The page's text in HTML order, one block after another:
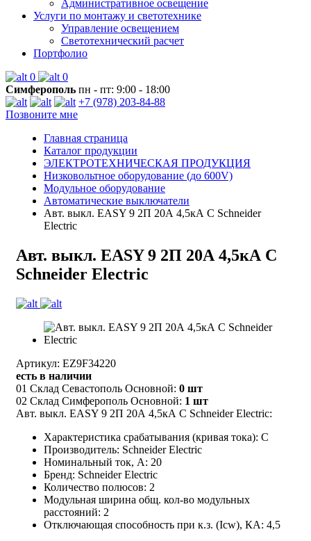
Административное освещение
Услуги по монтажу и светотехнике
Управление освещением
Светотехнический расчет
Портфолио
0
0
Симферополь пн - пт: 9:00 - 18:00
+7 (978) 203-84-88
Позвоните мне
Главная страница
Каталог продукции
ЭЛЕКТРОТЕХНИЧЕСКАЯ ПРОДУКЦИЯ
Низковольтное оборудование (до 600V)
Модульное оборудование
Автоматические выключатели
Авт. выкл. EASY 9 2П 20А 4,5кА С Schneider
Electric
Авт. выкл. EASY 9 2П 20А 4,5кА С
Schneider Electric
Артикул: EZ9F34220
есть в наличии
01 Склад Севастополь Основной: 0 шт
02 Склад Симферополь Основной: 1 шт
Авт. выкл. EASY 9 2П 20А 4,5кА С Schneider Electric:
Характеристика срабатывания (кривая тока): C
Производитель: Schneider Electric
Номинальный ток, А: 20
Бренд: Schneider Electric
Количество полюсов: 2
Модульная ширина общ. кол-во модульных
расстояний: 2
Отключающая способность при к.з. (Icw), КА: 4,5